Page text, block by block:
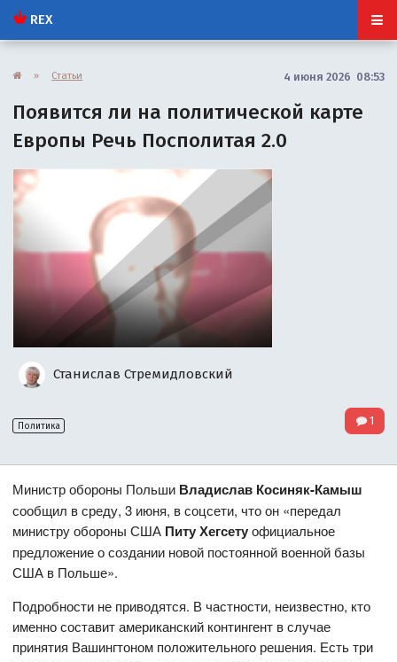
REX
» Статьи 4 июня 2026 08:53
Появится ли на политической карте
Европы Речь Посполитая 2.0
Станислав Стремидловский
Политика 1
Министр обороны Польши Владислав Косиняк-Камыш
сообщил в среду, 3 июня, в соцсети, что он «передал
министру обороны США Питу Хегсетуофициальное
предложение о создании новой постоянной военной базы
США в Польше».
Подробности не приводятся. В частности, неизвестно, кто
именно составит американский контингент в случае
принятия Вашингтоном положительного решения. Есть три